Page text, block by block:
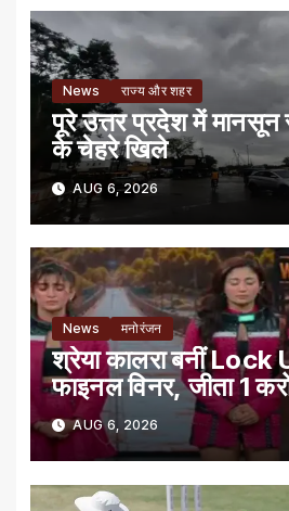
News राज्य और शहर
पूरे उत्तर प्रदेश में मानसून
के चेहरे खिले
AUG 6, 2026
News मनोरंजन
श्रेया कालरा बनीं Lock
फाइनल विनर, जीता 1
प्राइज
AUG 6, 2026